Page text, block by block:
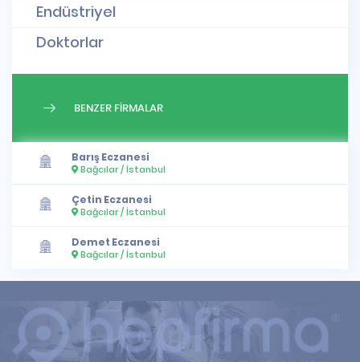
Endüstriyel
Doktorlar
BENZER FİRMALAR
Barış Eczanesi
Bağcılar / İstanbul
Çetin Eczanesi
Bağcılar / İstanbul
Demet Eczanesi
Bağcılar / İstanbul